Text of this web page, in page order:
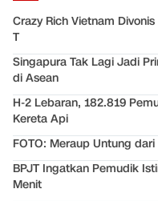
Crazy Rich Vietnam
T
Singapura Tak Lagi Jadi
di Asean
H-2 Lebaran, 182.819
Kereta Api
FOTO: Meraup Untung
BPJT Ingatkan Pemudik
Menit